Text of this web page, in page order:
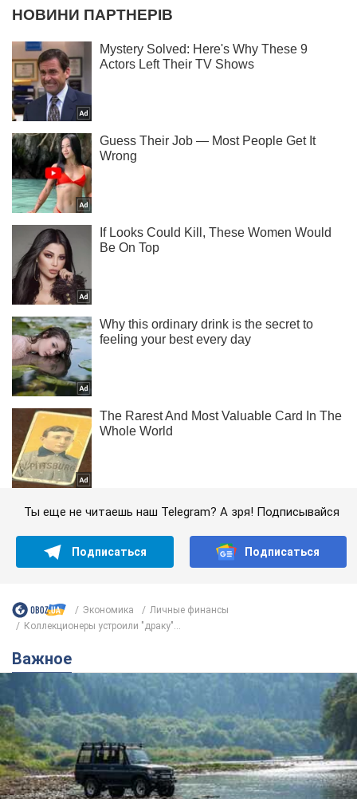
Ты еще не читаешь наш Telegram? А зря! Подписывайся
Подписаться Подписаться
Экономика
Личные финансы
Коллекционеры устроили "драку"...
Важное